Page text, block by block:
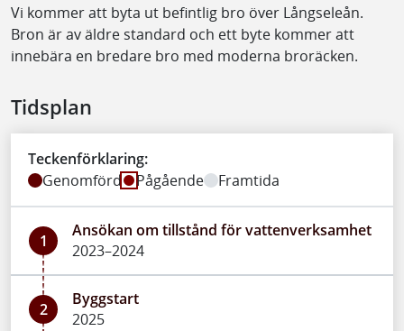
Vi kommer att byta ut befintlig bro över Långseleån.
Bron är av äldre standard och ett byte kommer att
innebära en bredare bro med moderna broräcken.
Tidsplan
Teckenförklaring:
Genomförd
Pågående Framtida
1
Ansökan om tillstånd för vattenverksamhet
2023–2024
2
Byggstart
2025